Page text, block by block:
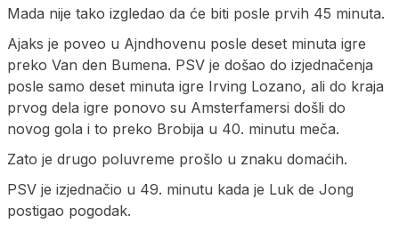
Mada nije tako izgledao da će biti posle prvih 45 minuta.
Ajaks je poveo u Ajndhovenu posle deset minuta igre
preko Van den Bumena. PSV je došao do izjednačenja
posle samo deset minuta igre Irving Lozano, ali do kraja
prvog dela igre ponovo su Amsterfamersi došli do
novog gola i to preko Brobija u 40. minutu meča.
Zato je drugo poluvreme prošlo u znaku domaćih.
PSV je izjednačio u 49. minutu kada je Luk de Jong
postigao pogodak.